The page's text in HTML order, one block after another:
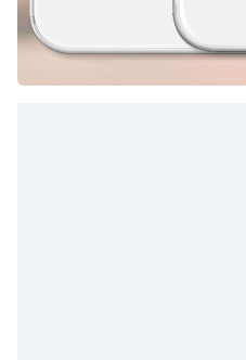
settings,
opens
subtitles
Blue 100.7 FM
blues